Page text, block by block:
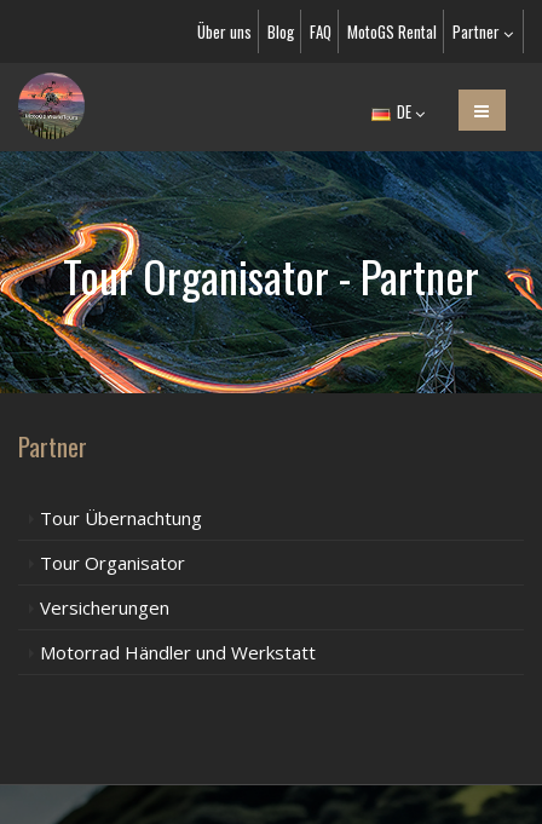
Über uns Blog FAQ MotoGS Rental Partner
DE
Tour Organisator - Partner
Partner
Tour Übernachtung
Tour Organisator
Versicherungen
Motorrad Händler und Werkstatt